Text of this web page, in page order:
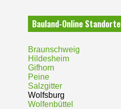
Bauland-Online Standorte
Braunschweig
Hildesheim
Gifhorn
Peine
Salzgitter
Wolfsburg
Wolfenbüttel